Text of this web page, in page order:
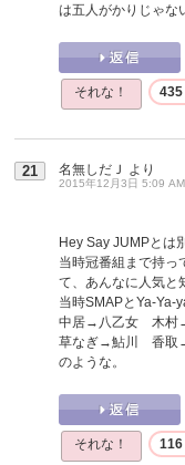
は五人がかりじゃな
それな！ 435
21 名無しだＪ より
2015年12月3日 5:09 AM
Hey Say JUMPとは
当時冠番組まで持っ
て、あんなに人気と
当時SMAPとYa-Ya-
中居→八乙女 木
草なぎ→鮎川 香
のような。
それな！ 116